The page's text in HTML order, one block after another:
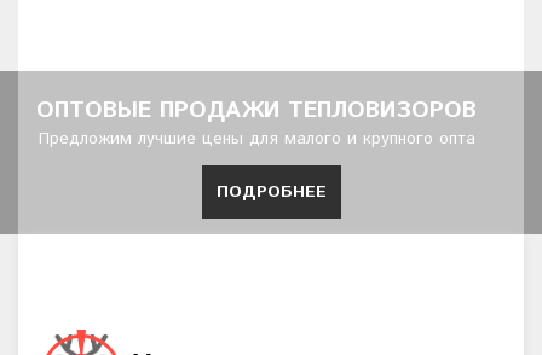
ОПТОВЫЕ ПРОДАЖИ ТЕПЛОВИЗОРОВ
Предложим лучшие цены для малого и крупного опта
ПОДРОБНЕЕ